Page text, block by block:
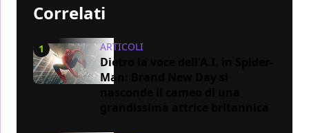
Correlati
1 ARTICOLI
Dietro la voce dell'A.I. in Spider-
Man: Brand New Day si